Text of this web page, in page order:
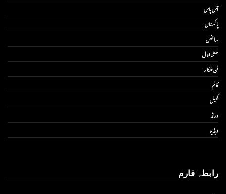
آس پاس
پاکستان
سائنس
صفحۂ اول
فن فنکار
کالم
کھیل
ورلڈ
ویڈیو
رابطہ فارم